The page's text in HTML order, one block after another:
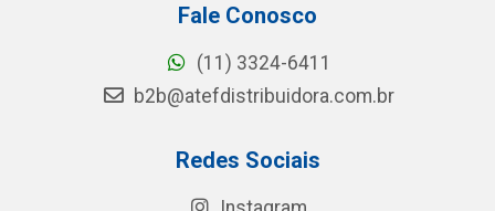
Fale Conosco
(11) 3324-6411
b2b@atefdistribuidora.com.br
Redes Sociais